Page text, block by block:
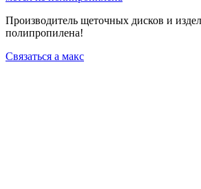
Производитель щеточных дисков и
полипропилена!
Связаться а макс